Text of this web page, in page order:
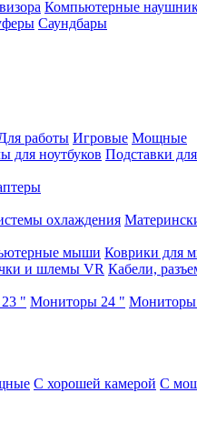
Компьютерные
Саундбары
работы Игровые Мощные
для ноутбуков Подставки
охлаждения
мыши Коврики для
и шлемы VR Кабели,
" Мониторы 24 " Мониторы
С хорошей камерой С